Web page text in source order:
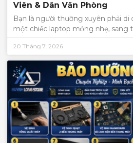
Viên & Dân Văn Phòng
Bạn là người thường xuyên phải di
một chiếc laptop mỏng nhẹ, sang
20 Tháng 7, 2026